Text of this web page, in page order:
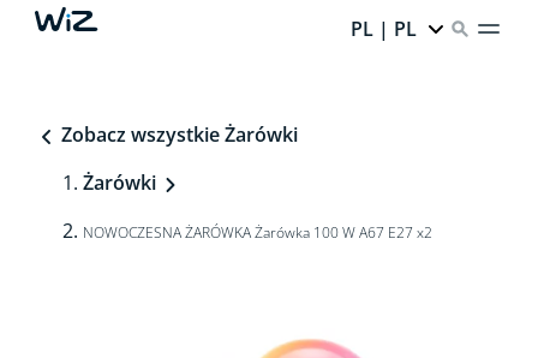
PL | PL
Zobacz wszystkie Żarówki
Żarówki
NOWOCZESNA ŻARÓWKA Żarówka 100 W A67 E27 x2